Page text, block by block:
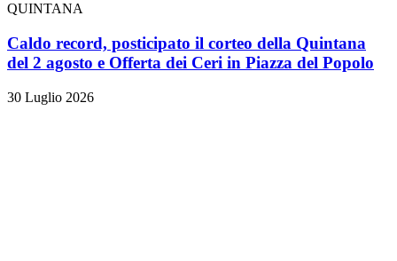
QUINTANA
Caldo record, posticipato il corteo della Quintana
del 2 agosto e Offerta dei Ceri in Piazza del Popolo
30 Luglio 2026